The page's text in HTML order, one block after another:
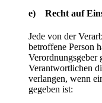
e) Recht auf
Jede von der
betroffene Person
Verordnungsgeber
Verantwortlichen
verlangen, wenn
gegeben ist: